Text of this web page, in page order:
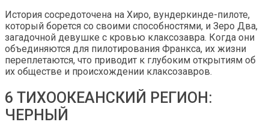
История сосредоточена на Хиро, вундеркинде-пилоте,
который борется со своими способностями, и Зеро Два,
загадочной девушке с кровью клаксозавра. Когда они
объединяются для пилотирования Франкса, их жизни
переплетаются, что приводит к глубоким открытиям об
их обществе и происхождении клаксозавров.
6 ТИХООКЕАНСКИЙ РЕГИОН:
ЧЕРНЫЙ